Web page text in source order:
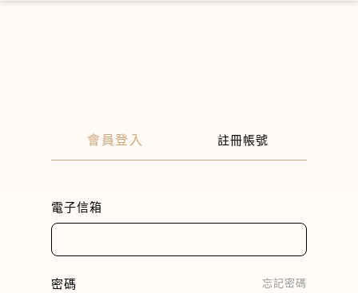
會員登入 註冊帳號
電子信箱
密碼 忘記密碼